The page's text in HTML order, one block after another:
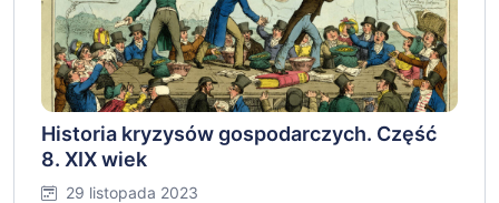
Historia kryzysów gospodarczych. Część
8. XIX wiek
29 listopada 2023